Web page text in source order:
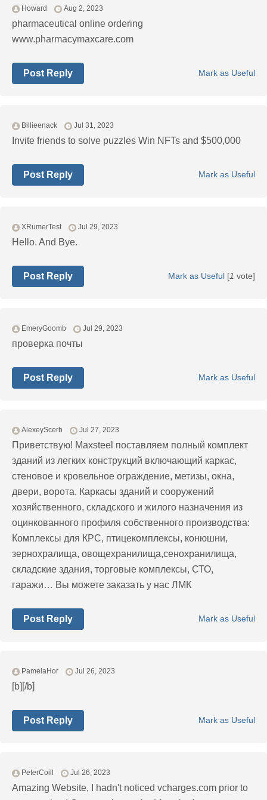
Howard Aug 2, 2023
pharmaceutical online ordering
www.pharmacymaxcare.com
Mark as Useful
Post Reply
Billieenack Jul 31, 2023
Invite friends to solve puzzles Win NFTs and $500,000
Mark as Useful
Post Reply
XRumerTest Jul 29, 2023
Hello. And Bye.
Mark as Useful [1 vote]
Post Reply
EmeryGoomb Jul 29, 2023
проверка почты
Mark as Useful
Post Reply
AlexeyScerb Jul 27, 2023
Приветствую! Maxsteel поставляем полный комплект
зданий из легких конструкций включающий каркас,
стеновое и кровельное ограждение, метизы, окна,
двери, ворота. Каркасы зданий и сооружений
хозяйственного, складского и жилого назначения из
оцинкованного профиля собственного производства:
Комплексы для КРС, птицекомплексы, конюшни,
зернохралища, овощехранилища,сенохранилища,
складские здания, торговые комплексы, СТО,
гаражи… Вы можете заказать у нас ЛМК
Mark as Useful
Post Reply
PamelaHor Jul 26, 2023
[b][/b]
Mark as Useful
Post Reply
PeterCoill Jul 26, 2023
Amazing Website, I hadn't noticed vcharges.com prior to